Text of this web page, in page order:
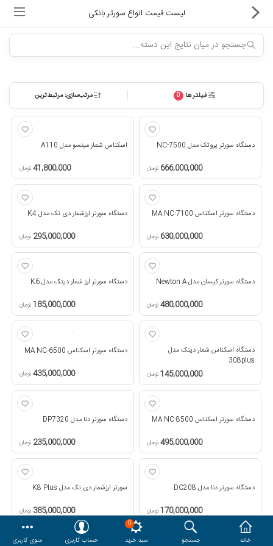
ماشین های اداری
کارتریج و تونر
تجهیزات فروشگاهی و بانکی
دستگاه صحافی و پرس
وایت برد و تابلو اعلانات
مقایسه
دسترسی کاربری حساب کاربری
خانه جستجو
0
سبد خرید
حساب کاربری منوی کاربری
لیست قیمت انواع سورتر بانکی
فیلترها 0 مرتب‌سازی: مرتبط‌ترین
دستگاه سورتر پروتک مدل NC-7500
666,000,000 تومان
اسکناس شمار میتسو مدل A110
41,800,000تومان
دستگاه سورتر اسکناس MA NC-7100
630,000,000 تومان
دستگاه سورتر ارزشمار دی تک مدل K4
295,000,000 تومان
دستگاه سورتر کیسان مدل Newton A
480,000,000تومان
دستگاه سورتر ارز شمار دیتک مدل K6
185,000,000تومان
دستگاه اسکناس شمار دیتک مدل
308plus
145,000,000تومان
دستگاه سورتر اسکناس MA NC-6500
435,000,000تومان
دستگاه سورتر اسکناس MA NC-8500
495,000,000تومان
دستگاه سورتر دنا مدل DP7320
235,000,000 تومان
دستگاه سورتر دنا مدل DC208
170,000,000تومان
سورتر ارزشمار دی تک مدل K8 Plus
385,000,000 تومان